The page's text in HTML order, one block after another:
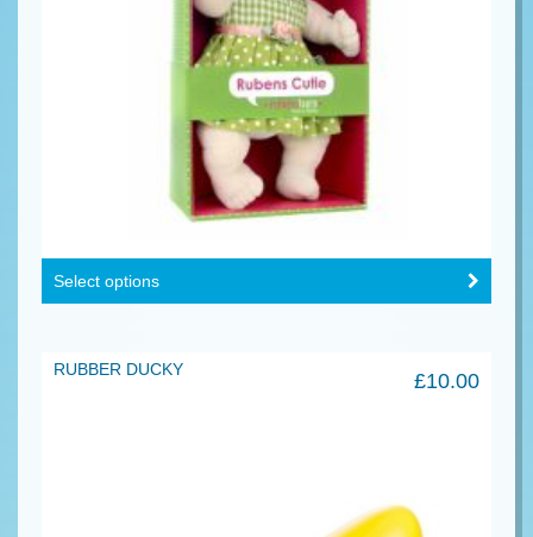
Select options
RUBBER DUCKY £10.00